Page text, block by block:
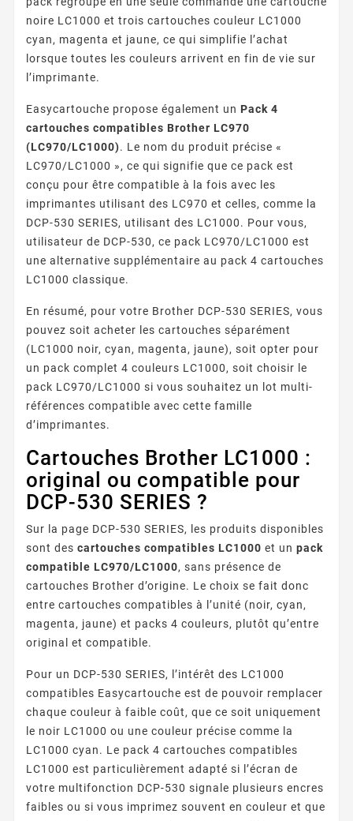
noire LC1000 et trois cartouches couleur LC1000
cyan, magenta et jaune, ce qui simplifie l’achat
lorsque toutes les couleurs arrivent en fin de vie sur
l’imprimante.
Easycartouche propose également un Pack 4
cartouches compatibles Brother LC970
(LC970/LC1000). Le nom du produit précise «
LC970/LC1000 », ce qui signifie que ce pack est
conçu pour être compatible à la fois avec les
imprimantes utilisant des LC970 et celles, comme la
DCP-530 SERIES, utilisant des LC1000. Pour vous,
utilisateur de DCP-530, ce pack LC970/LC1000 est
une alternative supplémentaire au pack 4 cartouches
LC1000 classique.
En résumé, pour votre Brother DCP-530 SERIES, vous
pouvez soit acheter les cartouches séparément
(LC1000 noir, cyan, magenta, jaune), soit opter pour
un pack complet 4 couleurs LC1000, soit choisir le
pack LC970/LC1000 si vous souhaitez un lot multi-
références compatible avec cette famille
d’imprimantes.
Cartouches Brother LC1000 :
original ou compatible pour
DCP-530 SERIES ?
Sur la page DCP-530 SERIES, les produits disponibles
sont des cartouches compatibles LC1000 et un pack
compatible LC970/LC1000, sans présence de
cartouches Brother d’origine. Le choix se fait donc
entre cartouches compatibles à l’unité (noir, cyan,
magenta, jaune) et packs 4 couleurs, plutôt qu’entre
original et compatible.
Pour un DCP-530 SERIES, l’intérêt des LC1000
compatibles Easycartouche est de pouvoir remplacer
chaque couleur à faible coût, que ce soit uniquement
le noir LC1000 ou une couleur précise comme la
LC1000 cyan. Le pack 4 cartouches compatibles
LC1000 est particulièrement adapté si l’écran de
votre multifonction DCP-530 signale plusieurs encres
faibles ou si vous imprimez souvent en couleur et que